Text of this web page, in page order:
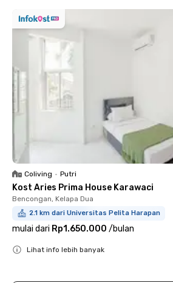
Coliving • Putri
Kost Aries Prima House Karawaci
Bencongan, Kelapa Dua
2.1 km dari Universitas Pelita Harapan
mulai dari Rp1.650.000 /bulan
Lihat info lebih banyak